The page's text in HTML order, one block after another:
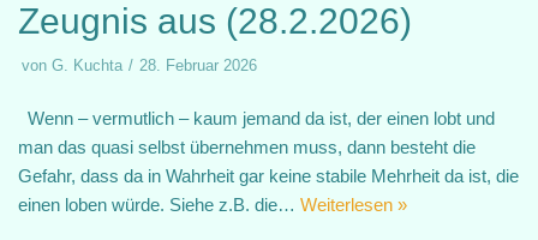
Zeugnis aus (28.2.2026)
von G. Kuchta 28. Februar 2026
Wenn – vermutlich – kaum jemand da ist, der einen lobt und
man das quasi selbst übernehmen muss, dann besteht die
Gefahr, dass da in Wahrheit gar keine stabile Mehrheit da ist, die
einen loben würde. Siehe z.B. die… Weiterlesen »